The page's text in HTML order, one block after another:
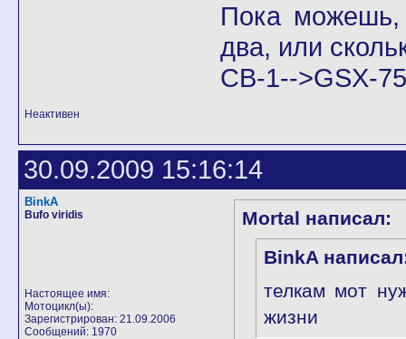
Пока можешь,
два, или
СВ-1-->GSX-
Неактивен
30.09.2009 15:16:14
BinkA
Bufo viridis
Настоящее имя:
Мотоцикл(ы):
Зарегистрирован: 21.09.2006
Сообщений: 1970
Mortal написал:
BinkA
телкам мот
жизни